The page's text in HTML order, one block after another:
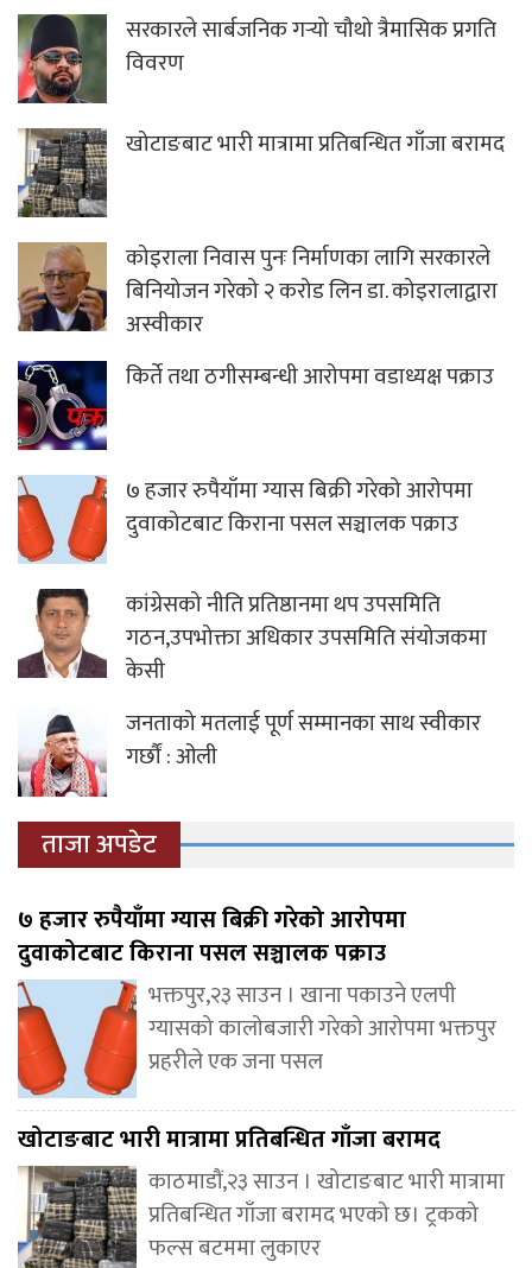
सरकारले सार्बजनिक गर्‍यो चौथो त्रैमासिक प्रगति
विवरण
खोटाङबाट भारी मात्रामा प्रतिबन्धित गाँजा बरामद
कोइराला निवास पुनः निर्माणका लागि सरकारले
बिनियोजन गरेको २ करोड लिन डा. कोइरालाद्वारा
अस्वीकार
किर्ते तथा ठगीसम्बन्धी आरोपमा वडाध्यक्ष पक्राउ
७ हजार रुपैयाँमा ग्यास बिक्री गरेको आरोपमा
दुवाकोटबाट किराना पसल सञ्चालक पक्राउ
कांग्रेसको नीति प्रतिष्ठानमा थप उपसमिति
गठन,उपभोक्ता अधिकार उपसमिति संयोजकमा
केसी
जनताको मतलाई पूर्ण सम्मानका साथ स्वीकार
गर्छौं : ओली
ताजा अपडेट
७ हजार रुपैयाँमा ग्यास बिक्री गरेको आरोपमा
दुवाकोटबाट किराना पसल सञ्चालक पक्राउ
भक्तपुर,२३ साउन । खाना पकाउने एलपी
ग्यासको कालोबजारी गरेको आरोपमा भक्तपुर
प्रहरीले एक जना पसल
खोटाङबाट भारी मात्रामा प्रतिबन्धित गाँजा बरामद
काठमाडौं,२३ साउन । खोटाङबाट भारी मात्रामा
प्रतिबन्धित गाँजा बरामद भएको छ। ट्रकको
फल्स बटममा लुकाएर